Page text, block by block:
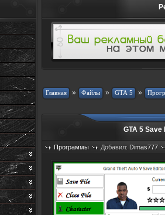
» » »
GTA 5
Программы Добавил: Dimas777